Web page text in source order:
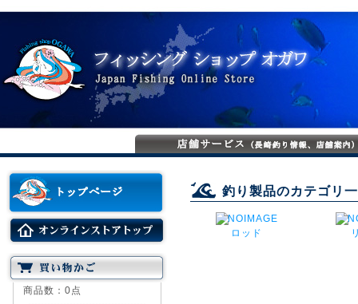
商品数：0点
釣り製品のカテゴリ
ロッド